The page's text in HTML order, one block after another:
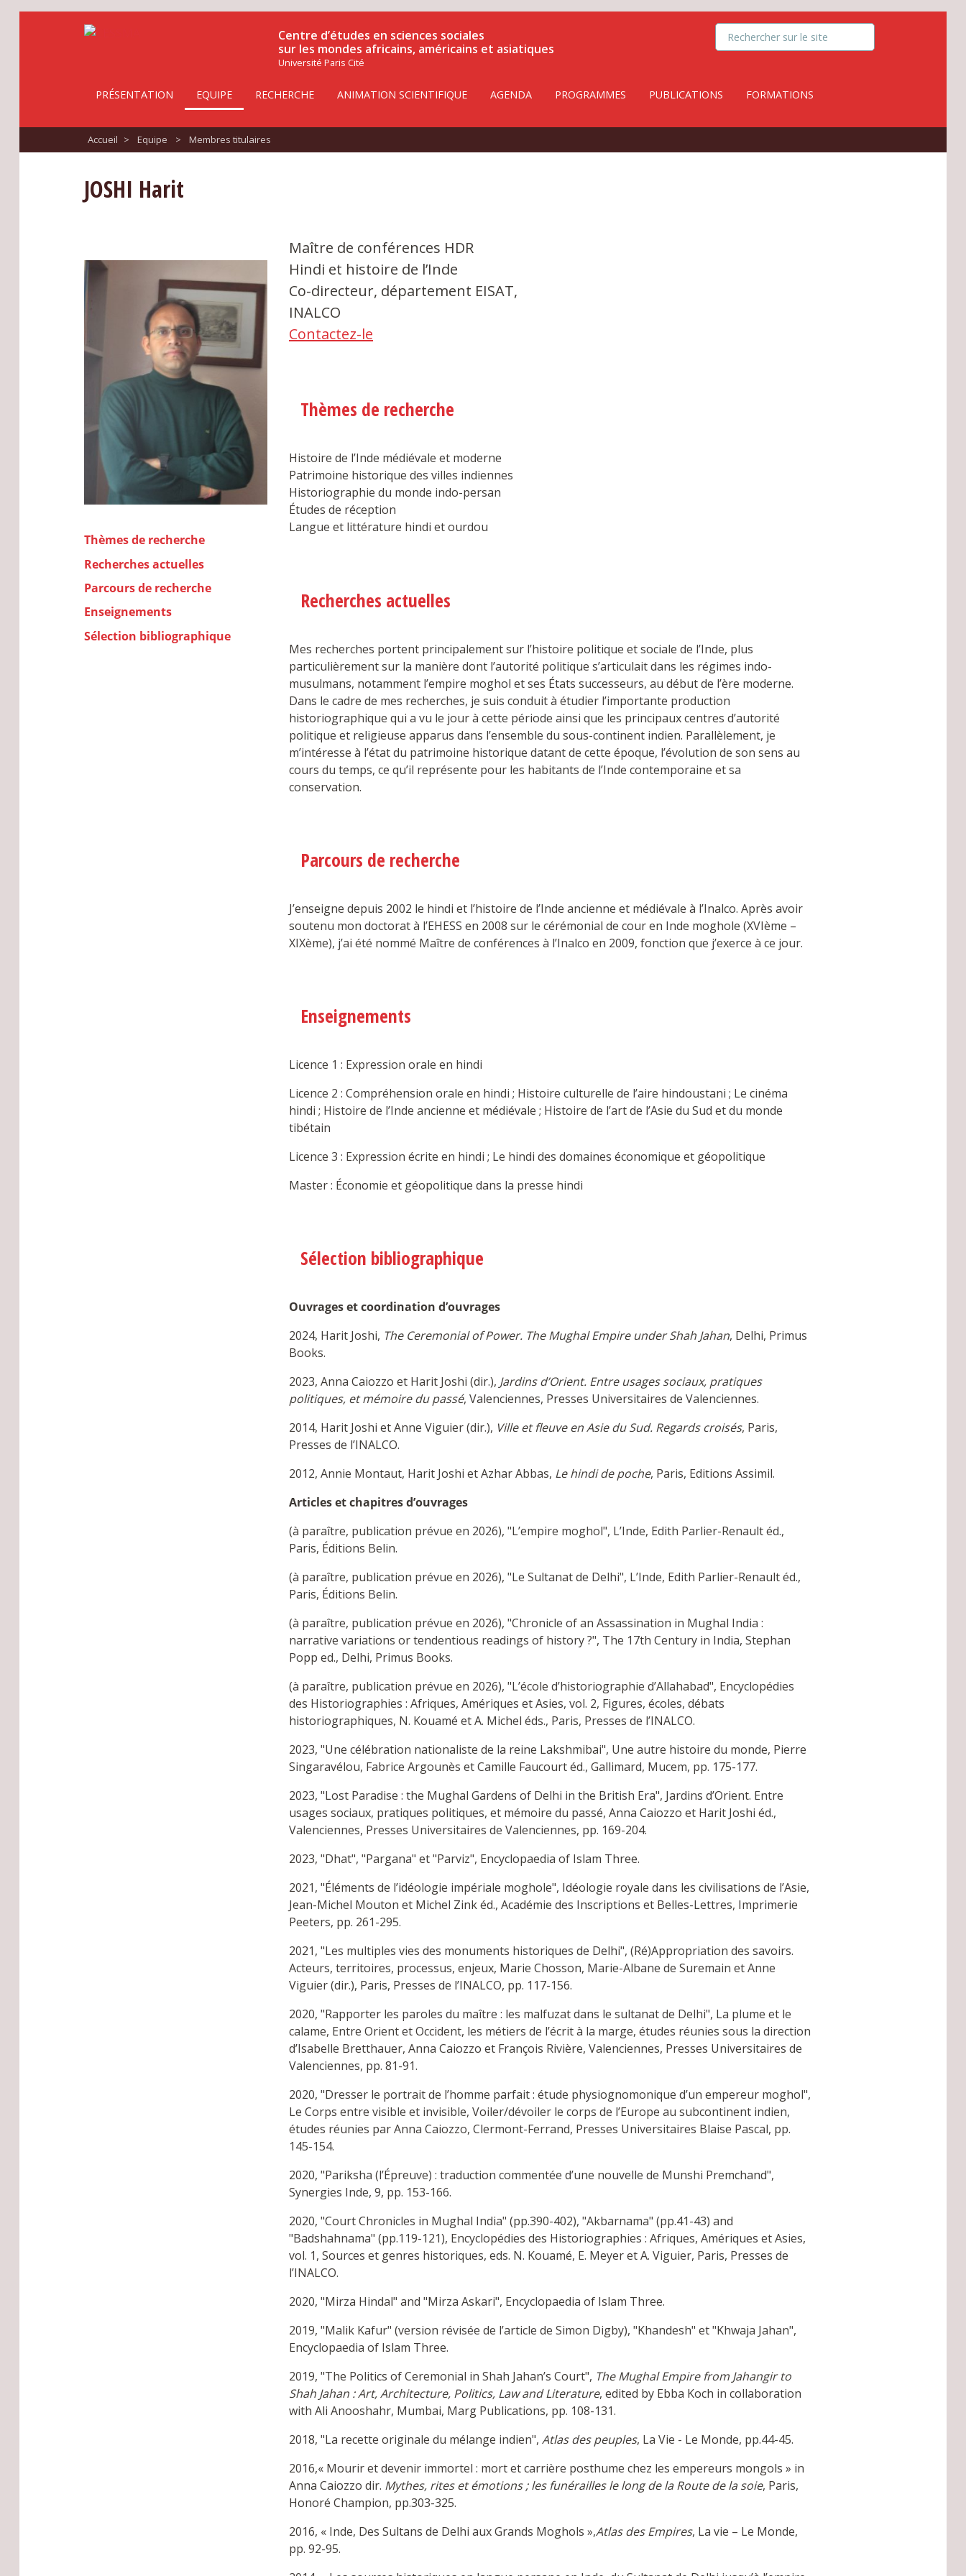
Centre d’études en sciences sociales
sur les mondes africains, américains et asiatiques
Université Paris Cité
PRÉSENTATION EQUIPE RECHERCHE ANIMATION SCIENTIFIQUE AGENDA PROGRAMMES PUBLICATIONS FORMATIONS
Accueil > Equipe > Membres titulaires
JOSHI Harit
Thèmes de recherche
Recherches actuelles
Parcours de recherche
Enseignements
Sélection bibliographique
Maître de conférences HDR
Hindi et histoire de l’Inde
Co-directeur, département EISAT,
INALCO
Contactez-le
Thèmes de recherche
Histoire de l’Inde médiévale et moderne
Patrimoine historique des villes indiennes
Historiographie du monde indo-persan
Études de réception
Langue et littérature hindi et ourdou
Recherches actuelles
Mes recherches portent principalement sur l’histoire politique et sociale de l’Inde, plus
particulièrement sur la manière dont l’autorité politique s’articulait dans les régimes indo-
musulmans, notamment l’empire moghol et ses États successeurs, au début de l’ère moderne.
Dans le cadre de mes recherches, je suis conduit à étudier l’importante production
historiographique qui a vu le jour à cette période ainsi que les principaux centres d’autorité
politique et religieuse apparus dans l’ensemble du sous-continent indien. Parallèlement, je
m’intéresse à l’état du patrimoine historique datant de cette époque, l’évolution de son sens au
cours du temps, ce qu’il représente pour les habitants de l’Inde contemporaine et sa
conservation.
Parcours de recherche
J’enseigne depuis 2002 le hindi et l’histoire de l’Inde ancienne et médiévale à l’Inalco. Après avoir
soutenu mon doctorat à l’EHESS en 2008 sur le cérémonial de cour en Inde moghole (XVIème –
XIXème), j’ai été nommé Maître de conférences à l’Inalco en 2009, fonction que j’exerce à ce jour.
Enseignements
Licence 1 : Expression orale en hindi
Licence 2 : Compréhension orale en hindi ; Histoire culturelle de l’aire hindoustani ; Le cinéma
hindi ; Histoire de l’Inde ancienne et médiévale ; Histoire de l’art de l’Asie du Sud et du monde
tibétain
Licence 3 : Expression écrite en hindi ; Le hindi des domaines économique et géopolitique
Master : Économie et géopolitique dans la presse hindi
Sélection bibliographique
Ouvrages et coordination d’ouvrages
2024, Harit Joshi, The Ceremonial of Power. The Mughal Empire under Shah Jahan, Delhi, Primus
Books.
2023, Anna Caiozzo et Harit Joshi (dir.), Jardins d’Orient. Entre usages sociaux, pratiques
politiques, et mémoire du passé, Valenciennes, Presses Universitaires de Valenciennes.
2014, Harit Joshi et Anne Viguier (dir.), Ville et fleuve en Asie du Sud. Regards croisés, Paris,
Presses de l’INALCO.
2012, Annie Montaut, Harit Joshi et Azhar Abbas, Le hindi de poche, Paris, Editions Assimil.
Articles et chapitres d’ouvrages
(à paraître, publication prévue en 2026), "L’empire moghol", L’Inde, Edith Parlier-Renault éd.,
Paris, Éditions Belin.
(à paraître, publication prévue en 2026), "Le Sultanat de Delhi", L’Inde, Edith Parlier-Renault éd.,
Paris, Éditions Belin.
(à paraître, publication prévue en 2026), "Chronicle of an Assassination in Mughal India :
narrative variations or tendentious readings of history ?", The 17th Century in India, Stephan
Popp ed., Delhi, Primus Books.
(à paraître, publication prévue en 2026), "L’école d’historiographie d’Allahabad", Encyclopédies
des Historiographies : Afriques, Amériques et Asies, vol. 2, Figures, écoles, débats
historiographiques, N. Kouamé et A. Michel éds., Paris, Presses de l’INALCO.
2023, "Une célébration nationaliste de la reine Lakshmibai", Une autre histoire du monde, Pierre
Singaravélou, Fabrice Argounès et Camille Faucourt éd., Gallimard, Mucem, pp. 175-177.
2023, "Lost Paradise : the Mughal Gardens of Delhi in the British Era", Jardins d’Orient. Entre
usages sociaux, pratiques politiques, et mémoire du passé, Anna Caiozzo et Harit Joshi éd.,
Valenciennes, Presses Universitaires de Valenciennes, pp. 169-204.
2023, "Dhat", "Pargana" et "Parviz", Encyclopaedia of Islam Three.
2021, "Éléments de l’idéologie impériale moghole", Idéologie royale dans les civilisations de l’Asie,
Jean-Michel Mouton et Michel Zink éd., Académie des Inscriptions et Belles-Lettres, Imprimerie
Peeters, pp. 261-295.
2021, "Les multiples vies des monuments historiques de Delhi", (Ré)Appropriation des savoirs.
Acteurs, territoires, processus, enjeux, Marie Chosson, Marie-Albane de Suremain et Anne
Viguier (dir.), Paris, Presses de l’INALCO, pp. 117-156.
2020, "Rapporter les paroles du maître : les malfuzat dans le sultanat de Delhi", La plume et le
calame, Entre Orient et Occident, les métiers de l’écrit à la marge, études réunies sous la direction
d’Isabelle Bretthauer, Anna Caiozzo et François Rivière, Valenciennes, Presses Universitaires de
Valenciennes, pp. 81-91.
2020, "Dresser le portrait de l’homme parfait : étude physiognomonique d’un empereur moghol",
Le Corps entre visible et invisible, Voiler/dévoiler le corps de l’Europe au subcontinent indien,
études réunies par Anna Caiozzo, Clermont-Ferrand, Presses Universitaires Blaise Pascal, pp.
145-154.
2020, "Pariksha (l’Épreuve) : traduction commentée d’une nouvelle de Munshi Premchand",
Synergies Inde, 9, pp. 153-166.
2020, "Court Chronicles in Mughal India" (pp.390-402), "Akbarnama" (pp.41-43) and
"Badshahnama" (pp.119-121), Encyclopédies des Historiographies : Afriques, Amériques et Asies,
vol. 1, Sources et genres historiques, eds. N. Kouamé, E. Meyer et A. Viguier, Paris, Presses de
l’INALCO.
2020, "Mirza Hindal" and "Mirza Askari", Encyclopaedia of Islam Three.
2019, "Malik Kafur" (version révisée de l’article de Simon Digby), "Khandesh" et "Khwaja Jahan",
Encyclopaedia of Islam Three.
2019, "The Politics of Ceremonial in Shah Jahan’s Court", The Mughal Empire from Jahangir to
Shah Jahan : Art, Architecture, Politics, Law and Literature, edited by Ebba Koch in collaboration
with Ali Anooshahr, Mumbai, Marg Publications, pp. 108-131.
2018, "La recette originale du mélange indien", Atlas des peuples, La Vie - Le Monde, pp.44-45.
2016,« Mourir et devenir immortel : mort et carrière posthume chez les empereurs mongols » in
Anna Caiozzo dir. Mythes, rites et émotions ; les funérailles le long de la Route de la soie, Paris,
Honoré Champion, pp.303-325.
2016, « Inde, Des Sultans de Delhi aux Grands Moghols »,Atlas des Empires, La vie – Le Monde,
pp. 92-95.